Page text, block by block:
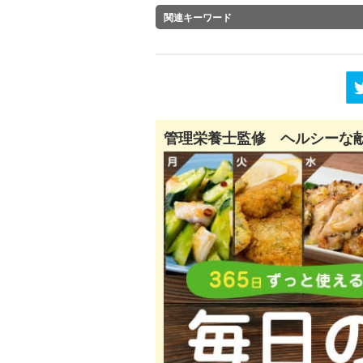
関連キーワード
管理栄養士監修 ヘルシーな